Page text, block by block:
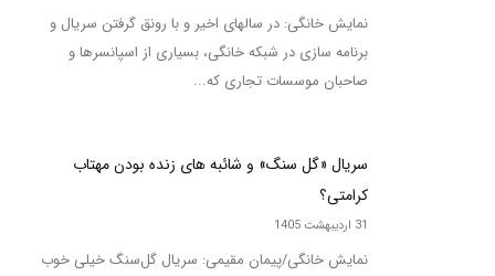
نمایش خانگی: در سالهای اخیر و با رونق گرفتن سریال و
برنامه سازی در شبکه خانگی، بسیاری از اسپانسرها و
صاحبان موسسات تجاری که...
سریال «گل سنگ» و شائبه های زنده بودن مهتاب
کرامتی؟
31 اردیبهشت 1405
نمایش خانگی/پیمان مقیمی: سریال گل‌سنگ خیلی خوب